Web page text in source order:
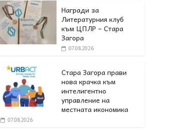
Награди за
Литературния клуб
към ЦПЛР – Стара
Загора
07.08.2026
Стара Загора прави
нова крачка към
интелигентно
управление на
местната икономика
07.08.2026